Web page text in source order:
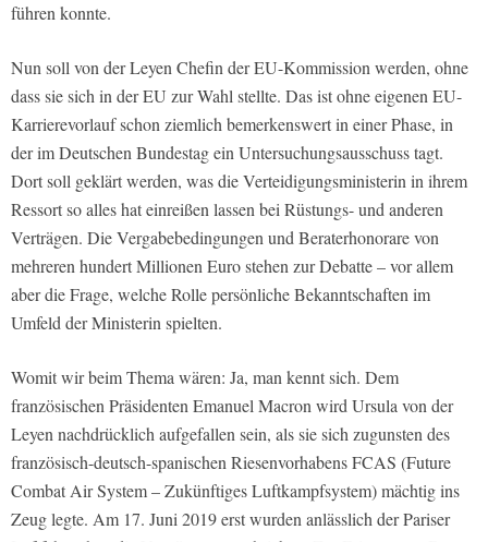
führen konnte.
Nun soll von der Leyen Chefin der EU-Kommission werden, ohne
dass sie sich in der EU zur Wahl stellte. Das ist ohne eigenen EU-
Karrierevorlauf schon ziemlich bemerkenswert in einer Phase, in
der im Deutschen Bundestag ein Untersuchungsausschuss tagt.
Dort soll geklärt werden, was die Verteidigungsministerin in ihrem
Ressort so alles hat einreißen lassen bei Rüstungs- und anderen
Verträgen. Die Vergabebedingungen und Beraterhonorare von
mehreren hundert Millionen Euro stehen zur Debatte – vor allem
aber die Frage, welche Rolle persönliche Bekanntschaften im
Umfeld der Ministerin spielten.
Womit wir beim Thema wären: Ja, man kennt sich. Dem
französischen Präsidenten Emanuel Macron wird Ursula von der
Leyen nachdrücklich aufgefallen sein, als sie sich zugunsten des
französisch-deutsch-spanischen Riesenvorhabens FCAS (Future
Combat Air System – Zukünftiges Luftkampfsystem) mächtig ins
Zeug legte. Am 17. Juni 2019 erst wurden anlässlich der Pariser